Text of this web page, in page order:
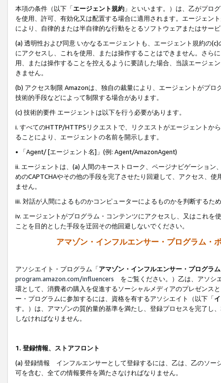
本項の条件（以下「エージェント規約 」といいます。）は、乙がプロ
を使用、許可、有効化又は配置する場合に適用されます。エージェン
により、自律的または半自律的な行動をとるソフトウェアまたはサー
(a) 透明性および同意 いかなるエージェントも、エージェント規約の
にアクセスし、これを使用、または操作することはできません。さら
用、または操作することを控えるように要請した場合、当該エージェ
きません。
(b) アクセス制限 Amazonは、独自の裁量により、エージェントがプ
技術的手段などによって制限する場合があります。
(c) 技術的要件 エージェントは以下を行う必要があります。
i. すべてのHTTP/HTTPSリクエストで、リクエストがエージェントか
ることにより、エージェントの名前を開示します。
• 「Agent/ [エージェント名]」(例: Agent/AmazonAgent)
ii. エージェントは、(a) 人間のキーストローク、ページナビゲーショ
めのCAPTCHAやその他の手段を完了させたり回避して、アクセス、
ません。
iii. 対話が人間によるものかコンピューターによるものかを判断するた
iv. エージェントがプログラム・コンテンツにアクセスし、又はこれ
ことを目的とした手段を迂回その他回避しないでください。
アマゾン・インフルエンサー・プログラム・
アソシエイト・プログラム「アマゾン・インフルエンサー・プログラム
program.amazon.com/influencers をご覧ください。）乙は、アソシ
環として、消費者の購入を促進するソーシャルメディアのプレゼンス
ー・プログラムに参加するには、資格を有するアソシエイト（以下「
す。）は、アマゾンの質的量的基準を満たし、登録プロセスを完了し、
しなければなりません。
1. 登録情報、ストアフロント
(a) 登録情報 インフルエンサーとして登録するには、乙は、乙のソー
可を含む、全ての情報要件を満たさなければなりません。